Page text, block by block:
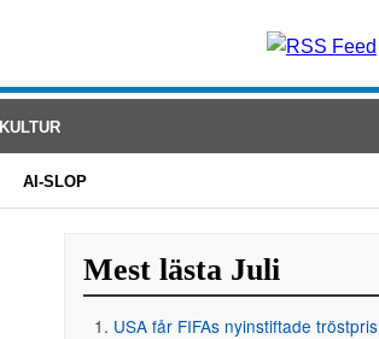
KULTUR
AI-SLOP
Mest lästa Juli
USA får FIFAs nyinstiftade tröstpris